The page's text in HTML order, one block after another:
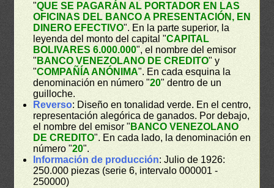
"QUE SE PAGARÁN AL PORTADOR EN LAS
OFICINAS DEL BANCO A PRESENTACIÓN, EN
DINERO EFECTIVO". En la parte superior, la
leyenda del monto del capital "CAPITAL
BOLIVARES 6.000.000", el nombre del emisor
" BANCO VENEZOLANO DE CREDITO" y
"COMPAÑÍA ANÓNIMA". En cada esquina la
denominación en número "20" dentro de un
guilloche.
Reverso: Diseño en tonalidad verde. En el centro,
representación alegórica de ganados. Por debajo,
el nombre del emisor " BANCO VENEZOLANO
DE CREDITO". En cada lado, la denominación en
número "20".
Información de producción: Julio de 1926:
250.000 piezas (serie 6, intervalo 000001 -
250000)